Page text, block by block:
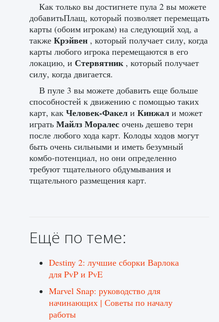
Как только вы достигнете пула 2 вы можете
добавитьПлащ, который позволяет перемещать
карты (обоим игрокам) на следующий ход, а
также Крэйвен , который получает силу, когда
карты любого игрока перемещаются в его
локацию, и Стервятник , который получает
силу, когда двигается.
В пуле 3 вы можете добавить еще больше
способностей к движению с помощью таких
карт, как Человек-Факел и Кинжал и может
играть Майлз Моралес очень дешево терн
после любого хода карт. Колоды ходов могут
быть очень сильными и иметь безумный
комбо-потенциал, но они определенно
требуют тщательного обдумывания и
тщательного размещения карт.
Ещё по теме:
Destiny 2: лучшие сборки Варлока
для PvP и PvE
Marvel Snap: руководство для
начинающих | Советы по началу
работы